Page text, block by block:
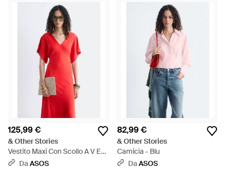
125,99 €
& Other Stories
Vestito Maxi Con Scollo A V E
Maniche Con Volant - Rosso
DaASOS
82,99 €
& Other Stories
Camicia - Blu
DaASOS